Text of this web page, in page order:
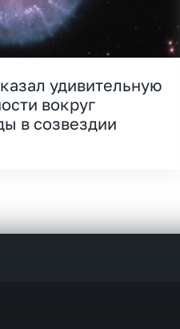
удивительную
вокруг
в созвездии